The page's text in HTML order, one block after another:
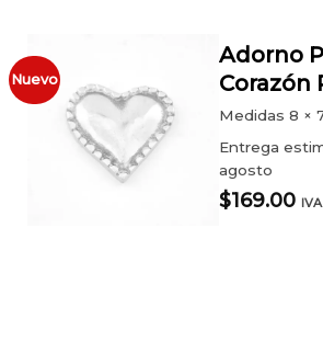
Nuevo
Adorno
Corazón
Medidas8 ×
Entrega
agosto
$169.00